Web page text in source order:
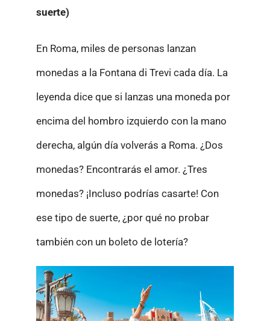
suerte)
En Roma, miles de personas lanzan
monedas a la Fontana di Trevi cada día. La
leyenda dice que si lanzas una moneda por
encima del hombro izquierdo con la mano
derecha, algún día volverás a Roma. ¿Dos
monedas? Encontrarás el amor. ¿Tres
monedas? ¡Incluso podrías casarte! Con
ese tipo de suerte, ¿por qué no probar
también con un boleto de lotería?